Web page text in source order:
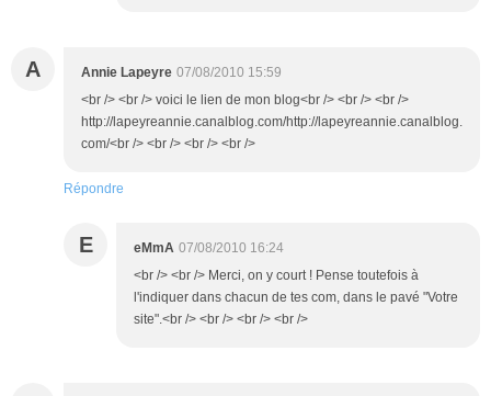
A Annie Lapeyre 07/08/2010 15:59
<br /> <br /> voici le lien de mon blog<br /> <br /> <br />
http://lapeyreannie.canalblog.com/http://lapeyreannie.canalblog.
com/<br /> <br /> <br /> <br />
Répondre
E eMmA 07/08/2010 16:24
<br /> <br /> Merci, on y court ! Pense toutefois à
l'indiquer dans chacun de tes com, dans le pavé "Votre
site".<br /> <br /> <br /> <br />